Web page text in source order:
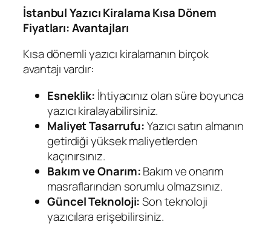
İstanbul Yazıcı Kiralama Kısa Dönem
Fiyatları: Avantajları
Kısa dönemli yazıcı kiralamanın birçok
avantajı vardır:
Esneklik: İhtiyacınız olan süre boyunca
yazıcı kiralayabilirsiniz.
Maliyet Tasarrufu:Yazıcı satın almanın
getirdiği yüksek maliyetlerden
kaçınırsınız.
Bakım ve Onarım:Bakım ve onarım
masraflarından sorumlu olmazsınız.
Güncel Teknoloji:Son teknoloji
yazıcılara erişebilirsiniz.